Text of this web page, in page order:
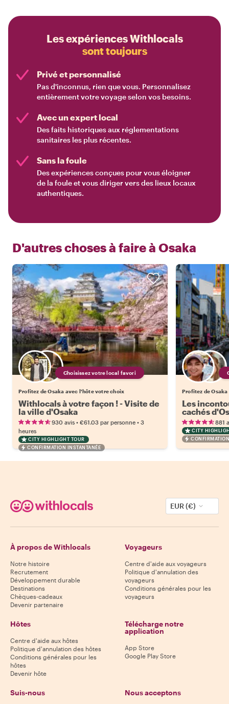
Les expériences Withlocals
sont toujours
Privé et personnalisé
Pas d'inconnus, rien que vous. Personnalisez
entièrement votre voyage selon vos besoins.
Avec un expert local
Des faits historiques aux réglementations
sanitaires les plus récentes.
Sans la foule
Des expériences conçues pour vous éloigner
de la foule et vous diriger vers des lieux locaux
authentiques.
D'autres choses à faire à Osaka
Choisissez votre local favori
Profitez de Osaka avec l'hôte votre choix
Withlocals à votre façon ! - Visite de
la ville d'Osaka
930 avis • €61.03 par personne • 3
heures
CITY HIGHLIGHT TOUR
CONFIRMATION INSTANTANÉE
Profitez de
Les
cachés
881
CITY
EUR (€)
À propos de Withlocals
Notre histoire
Recrutement
Développement durable
Destinations
Chèques-cadeaux
Devenir partenaire
Voyageurs
Centre d'aide aux voyageurs
Politique d'annulation des
voyageurs
Conditions générales pour les
voyageurs
Hôtes
Centre d'aide aux hôtes
Politique d'annulation des hôtes
Conditions générales pour les
hôtes
Devenir hôte
Télécharge notre
application
App Store
Google Play Store
Suis-nous Nous acceptons